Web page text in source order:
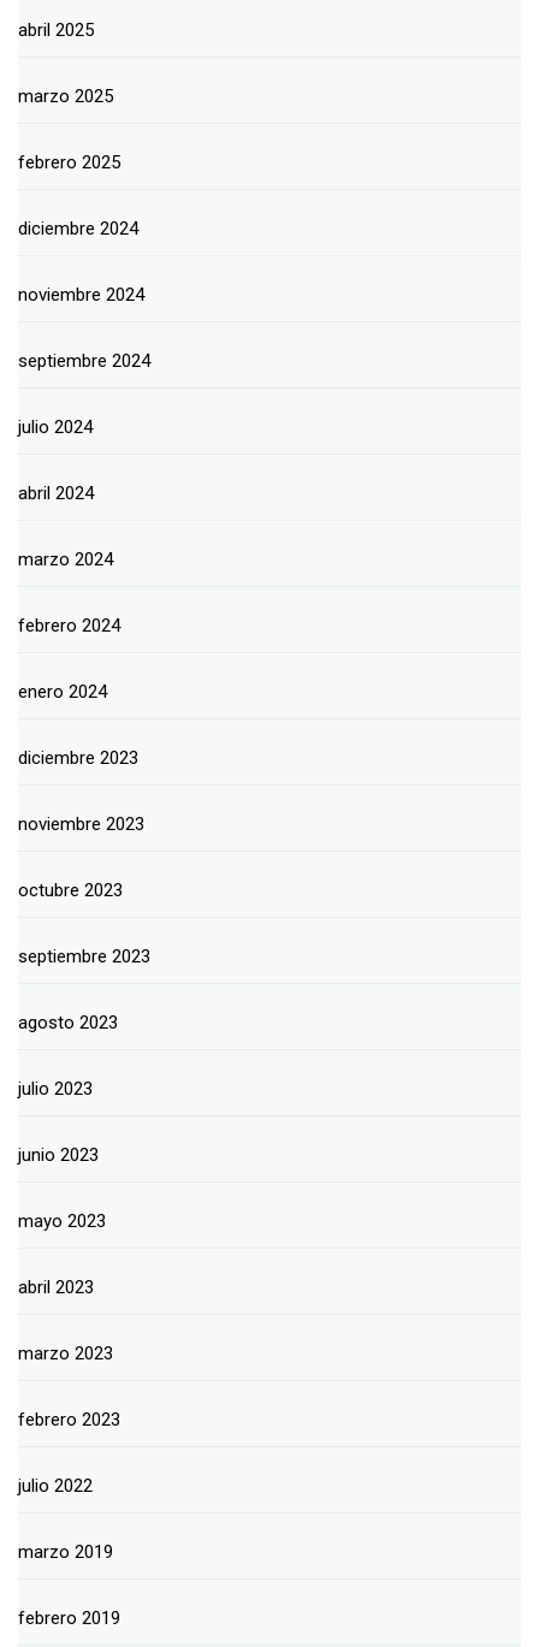
abril 2025
marzo 2025
febrero 2025
diciembre 2024
noviembre 2024
septiembre 2024
julio 2024
abril 2024
marzo 2024
febrero 2024
enero 2024
diciembre 2023
noviembre 2023
octubre 2023
septiembre 2023
agosto 2023
julio 2023
junio 2023
mayo 2023
abril 2023
marzo 2023
febrero 2023
julio 2022
marzo 2019
febrero 2019